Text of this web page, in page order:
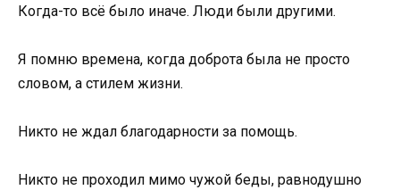
Когда-то всё было иначе. Люди были другими.
Я помню времена, когда доброта была не просто
словом, а стилем жизни.
Никто не ждал благодарности за помощь.
Никто не проходил мимо чужой беды, равнодушно